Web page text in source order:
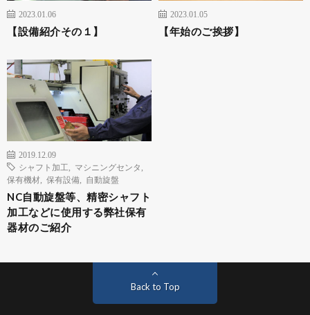
2023.01.06
【設備紹介その１】
2023.01.05
【年始のご挨拶】
2019.12.09
シャフト加工
マシニングセンタ
保有機材
保有設備 自動旋盤
NC自動旋盤等、精密シャフト
加工などに使用する弊社保有
器材のご紹介
Back to Top